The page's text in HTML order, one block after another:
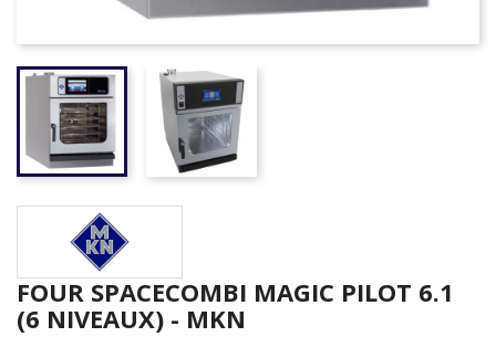
FOUR SPACECOMBI MAGIC PILOT 6.1
(6 NIVEAUX) - MKN